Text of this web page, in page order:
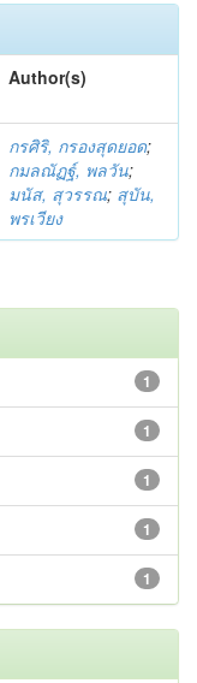
Author(s)
กรศิริ, กรองสุดยอด;
กมลณัฏฐ์, พลวัน;
มนัส, สุวรรณ; สุบัน,
พรเวียง
1
1
1
1
1